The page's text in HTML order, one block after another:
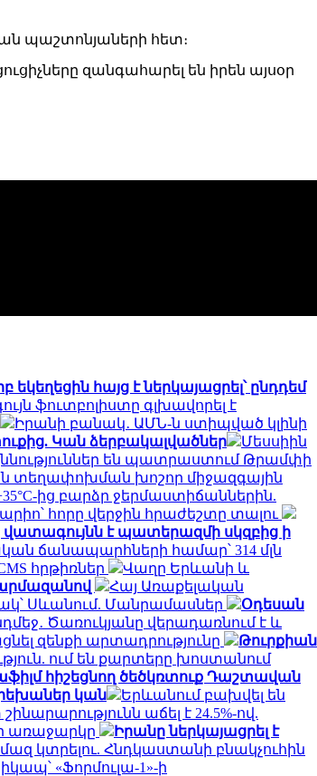
պաշտոնյաների հետ։
զանգահարել են իրեն այսօր
հայց է ներկայացրել՝ ընդդեմ
ֆուտբոլիստը գլխավորել է
Իրանի բանակ․ ԱՄՆ-ն ստիպված կլինի
Կան ձերբակալվածներ
Մեսսիին
են պատրաստում Թրամփի
տեղափոխման խոշոր միջազգային
ից բարձր ջերմաստիճաններին.
հորը վերջին հրաժեշտը տալու
է պատերազմի սկզբից ի
ճանապարհների համար՝ 314 մլն
հրթիռներ
Վաղը Երևանի և
Հայ Առաքելական
Սևանում. Մանրամասներ
Օդեսան
Ծառուկյանը վերադառնում է և
զենքի արտադրությունը
Թուրքիան
ում են քարտերը խոստանում
հիշեցնող ծեծկռտուք Դաշտավան
կան
Երևանում բախվել են
աճել է 24.5%-ով.
առաջարկը
Իրանը ներկայացրել է
կտրելու. Հնդկաստանի բնակչուհին
«Ֆորմուլա-1»-ի